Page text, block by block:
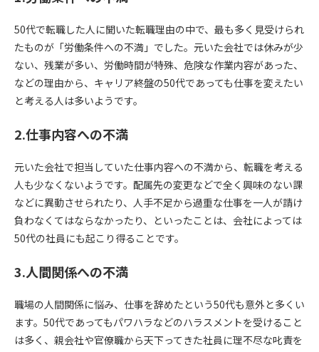
50代で転職した人に聞いた転職理由の中で、最も多く見受けられ
たものが「労働条件への不満」でした。元いた会社では休みが少
ない、残業が多い、労働時間が特殊、危険な作業内容があった、
などの理由から、キャリア終盤の50代であっても仕事を変えたい
と考える人は多いようです。
2.仕事内容への不満
元いた会社で担当していた仕事内容への不満から、転職を考える
人も少なくないようです。配属先の変更などで全く興味のない課
などに異動させられたり、人手不足から過重な仕事を一人が請け
負わなくてはならなかったり、といったことは、会社によっては
50代の社員にも起こり得ることです。
3.人間関係への不満
職場の人間関係に悩み、仕事を辞めたという50代も意外と多くい
ます。50代であってもパワハラなどのハラスメントを受けること
は多く、親会社や官僚職から天下ってきた社員に理不尽な叱責を